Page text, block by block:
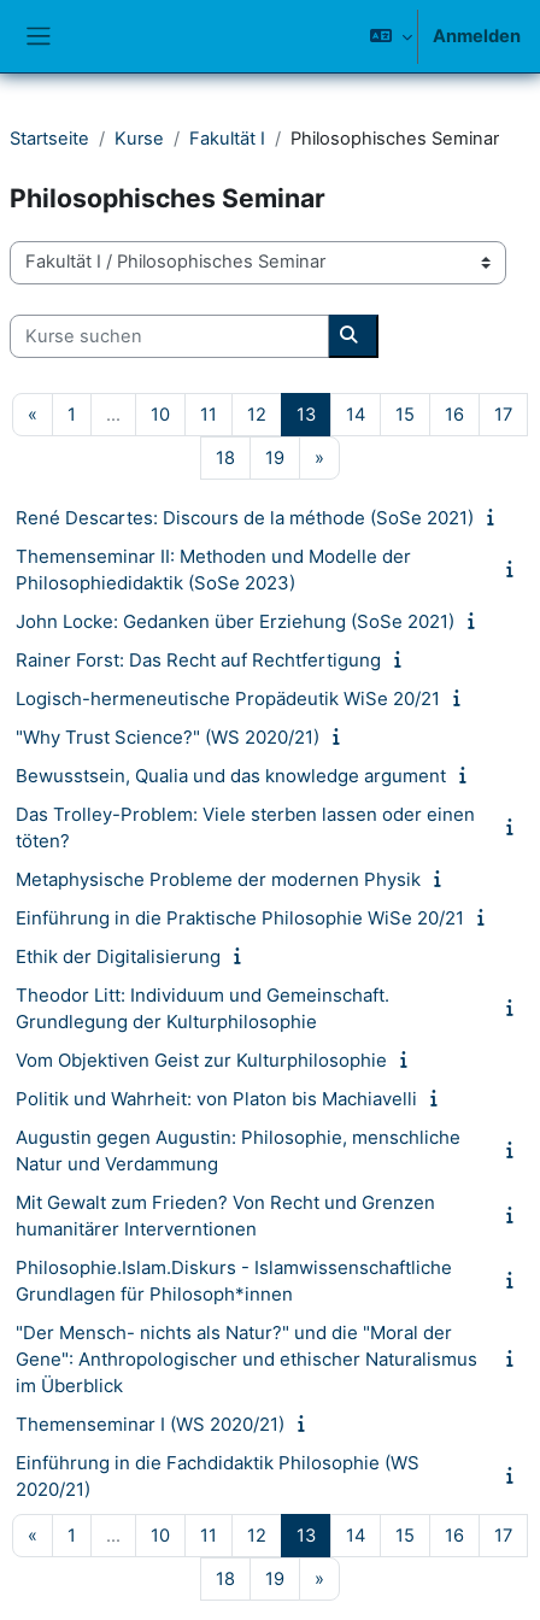
Anmelden
Startseite Kurse Fakultät I Philosophisches Seminar
Philosophisches Seminar
Kursbereiche
Kurse suchen
Kurse suchen
« Vorherige Seite
1 Seite 1
… 10Seite 10
11 Seite 11
12 Seite 12
13Seite 13
14Seite 14
15 Seite 15
16Seite 16
17
18Seite 18
19Seite 19
»Nächste Seite
René Descartes: Discours de la méthode (SoSe 2021)
Themenseminar II: Methoden und Modelle der
Philosophiedidaktik (SoSe 2023)
John Locke: Gedanken über Erziehung (SoSe 2021)
Rainer Forst: Das Recht auf Rechtfertigung
Logisch-hermeneutische Propädeutik WiSe 20/21
"Why Trust Science?" (WS 2020/21)
Bewusstsein, Qualia und das knowledge argument
Das Trolley-Problem: Viele sterben lassen oder einen
töten?
Metaphysische Probleme der modernen Physik
Einführung in die Praktische Philosophie WiSe 20/21
Ethik der Digitalisierung
Theodor Litt: Individuum und Gemeinschaft.
Grundlegung der Kulturphilosophie
Vom Objektiven Geist zur Kulturphilosophie
Politik und Wahrheit: von Platon bis Machiavelli
Augustin gegen Augustin: Philosophie, menschliche
Natur und Verdammung
Mit Gewalt zum Frieden? Von Recht und Grenzen
humanitärer Interverntionen
Philosophie.Islam.Diskurs - Islamwissenschaftliche
Grundlagen für Philosoph*innen
"Der Mensch- nichts als Natur?" und die "Moral der
Gene": Anthropologischer und ethischer Naturalismus
im Überblick
Themenseminar I (WS 2020/21)
Einführung in die Fachdidaktik Philosophie (WS
2020/21)
« Vorherige Seite
1 Seite 1
… 10Seite 10
11 Seite 11
12 Seite 12
13Seite 13
14Seite 14
15 Seite 15
16Seite 16
17
18Seite 18
19Seite 19
»Nächste Seite